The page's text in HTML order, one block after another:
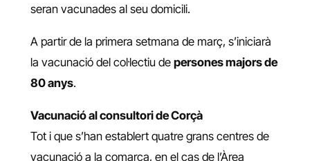
seran vacunades al seu domicili.
A partir de la primera setmana de març, s’iniciarà
la vacunació del col·lectiu de persones majors de
80 anys.
Vacunació al consultori de Corçà
Tot i que s’han establert quatre grans centres de
vacunació a la comarca, en el cas de l’Àrea